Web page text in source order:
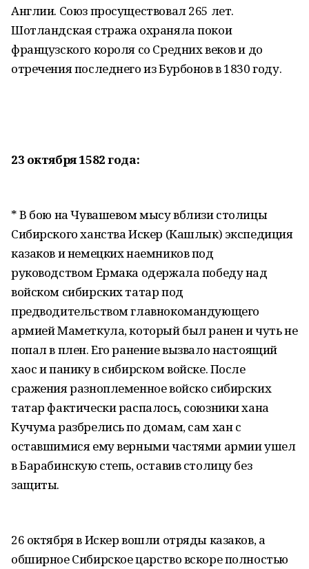
Англии. Союз просуществовал 265 лет.
Шотландская стража охраняла покои
французского короля со Средних веков и до
отречения последнего из Бурбонов в 1830 году.
23 октября 1582 года:
* В бою на Чувашевом мысу вблизи столицы
Сибирского ханства Искер (Кашлык) экспедиция
казаков и немецких наемников под
руководством Ермака одержала победу над
войском сибирских татар под
предводительством главнокомандующего
армией Маметкула, который был ранен и чуть не
попал в плен. Его ранение вызвало настоящий
хаос и панику в сибирском войске. После
сражения разноплеменное войско сибирских
татар фактически распалось, союзники хана
Кучума разбрелись по домам, сам хан с
оставшимися ему верными частями армии ушел
в Барабинскую степь, оставив столицу без
защиты.
26 октября в Искер вошли отряды казаков, а
обширное Сибирское царство вскоре полностью